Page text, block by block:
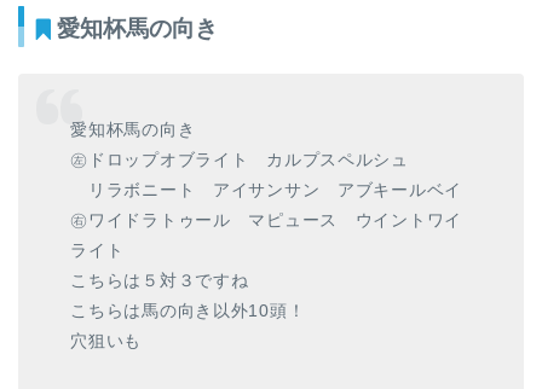
愛知杯馬の向き
愛知杯馬の向き
㊧ドロップオブライト カルプスペルシュ
リラボニート アイサンサン アブキールベイ
㊨ワイドラトゥール マピュース ウイントワイ
ライト
こちらは５対３ですね
こちらは馬の向き以外10頭！
穴狙いも